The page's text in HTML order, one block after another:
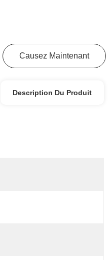
Causez Maintenant
Description Du Produit